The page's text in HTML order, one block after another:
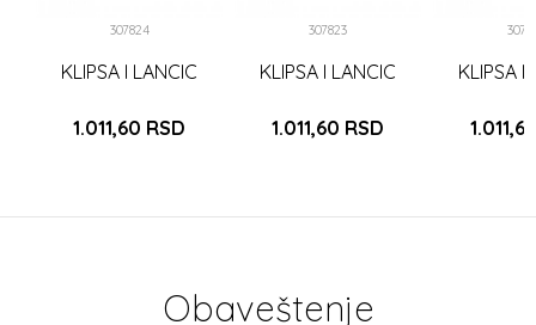
307824
KLIPSA I LANCIC
1.011,60 RSD
307823
KLIPSA I LANCIC
1.011,60 RSD
KLIPSA I
Obaveštenje